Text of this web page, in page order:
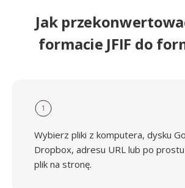
Jak
formacie JFIF do
1
Wybierz pliki z komputera, dysku
Dropbox, adresu URL lub po
plik na stronę.